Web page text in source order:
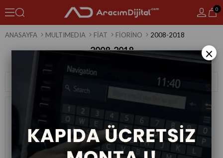
0
ANASAYFA MULTIMEDIA FIAT FIORINO 2008-2018
2008-2018
Filtreleme
×